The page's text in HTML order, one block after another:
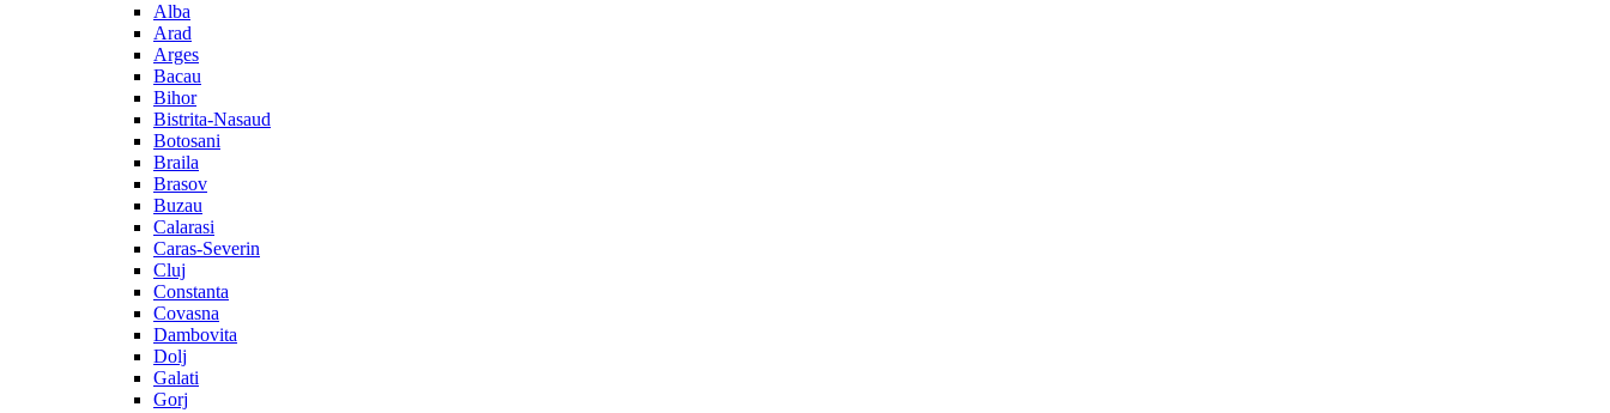
Alba
Arad
Arges
Bacau
Bihor
Bistrita-Nasaud
Botosani
Braila
Brasov
Buzau
Calarasi
Caras-Severin
Cluj
Constanta
Covasna
Dambovita
Dolj
Galati
Gorj